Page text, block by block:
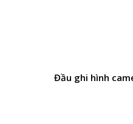
Đầu ghi hình